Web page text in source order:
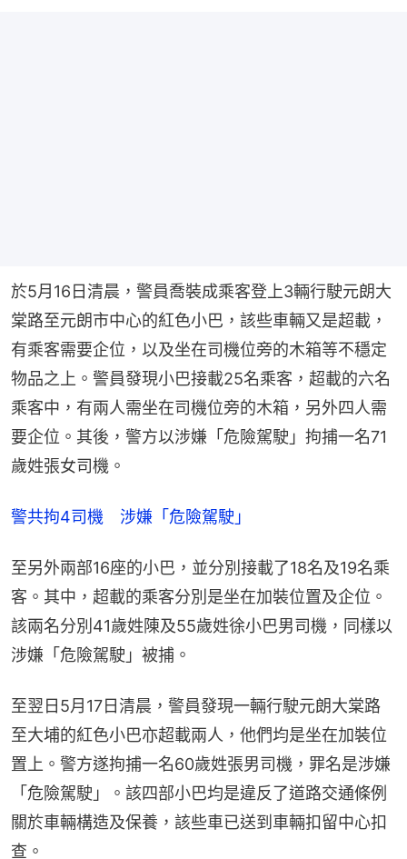
於5月16日清晨，警員喬裝成乘客登上3輛行駛元朗大
棠路至元朗市中心的紅色小巴，該些車輛又是超載，
有乘客需要企位，以及坐在司機位旁的木箱等不穩定
物品之上。警員發現小巴接載25名乘客，超載的六名
乘客中，有兩人需坐在司機位旁的木箱，另外四人需
要企位。其後，警方以涉嫌「危險駕駛」拘捕一名71
歲姓張女司機。
警共拘4司機　涉嫌「危險駕駛」
至另外兩部16座的小巴，並分別接載了18名及19名乘
客。其中，超載的乘客分別是坐在加裝位置及企位。
該兩名分別41歲姓陳及55歲姓徐小巴男司機，同樣以
涉嫌「危險駕駛」被捕。
至翌日5月17日清晨，警員發現一輛行駛元朗大棠路
至大埔的紅色小巴亦超載兩人，他們均是坐在加裝位
置上。警方遂拘捕一名60歲姓張男司機，罪名是涉嫌
「危險駕駛」。該四部小巴均是違反了道路交通條例
關於車輛構造及保養，該些車已送到車輛扣留中心扣
查。